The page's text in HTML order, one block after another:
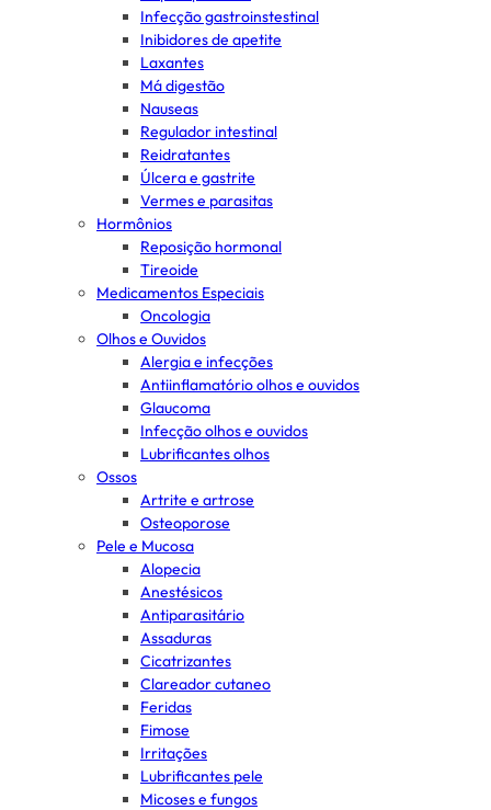
Infecção gastroinstestinal
Inibidores de apetite
Laxantes
Má digestão
Nauseas
Regulador intestinal
Reidratantes
Úlcera e gastrite
Vermes e parasitas
Hormônios
Reposição hormonal
Tireoide
Medicamentos Especiais
Oncologia
Olhos e Ouvidos
Alergia e infecções
Antiinflamatório olhos e ouvidos
Glaucoma
Infecção olhos e ouvidos
Lubrificantes olhos
Ossos
Artrite e artrose
Osteoporose
Pele e Mucosa
Alopecia
Anestésicos
Antiparasitário
Assaduras
Cicatrizantes
Clareador cutaneo
Feridas
Fimose
Irritações
Lubrificantes pele
Micoses e fungos